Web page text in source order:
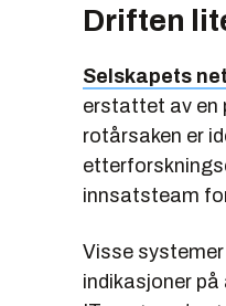
Driften
Selskapets
erstattet av en
rotårsaken er
innsatsteam
Visse
indikasjoner